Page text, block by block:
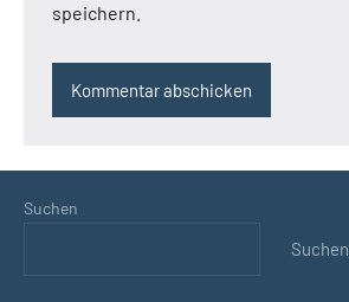
speichern.
Suchen
Suchen